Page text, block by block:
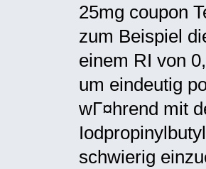
25mg coupon
zum Beispiel
einem RI von
um eindeutig
wГ¤hrend mit
schwierig